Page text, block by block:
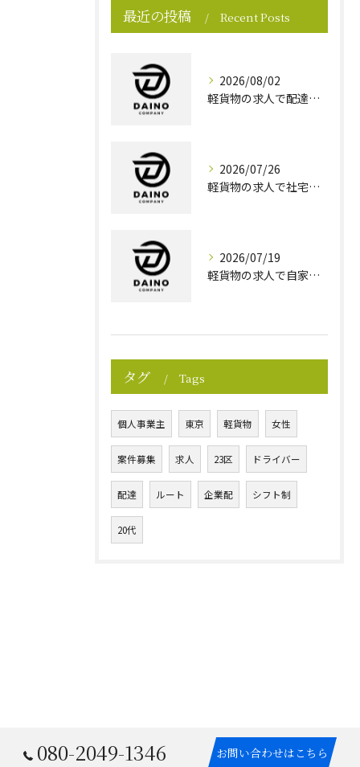
最近の投稿 Recent Posts
2026/08/02
軽貨物の求人で配達効率重視の働き方を東京都墨田区で実現する方法
2026/07/26
軽貨物の求人で社宅完備を選ぶ安心ポイントと高収入を目指す秘訣
2026/07/19
軽貨物の求人で自家用車利用する東京都神津島村の収入と経費を徹底解説
タグ Tags
個人事業主 東京 軽貨物 女性
案件募集 求人 23区 ドライバー
配達 ルート 企業配 シフト制
20代
080-2049-1346 お問い合わせはこちら